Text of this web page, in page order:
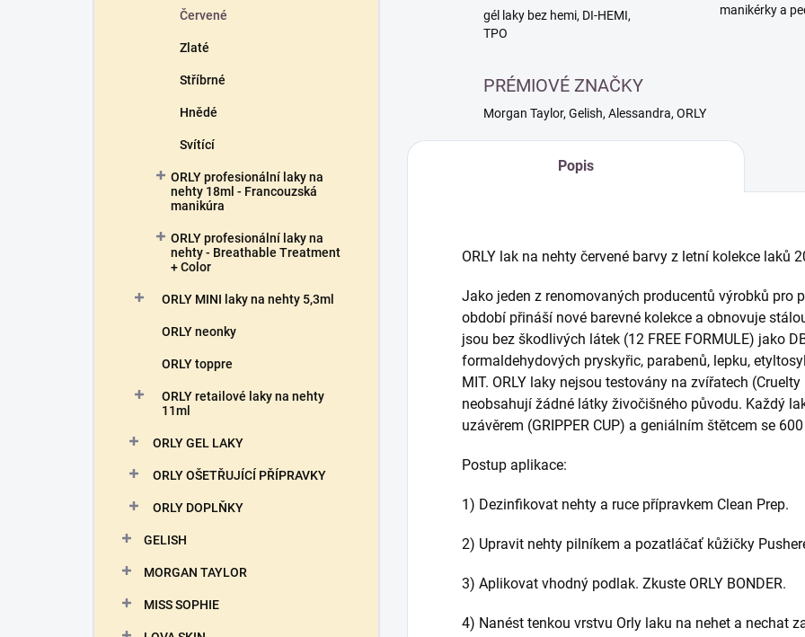
Červené
Zlaté
Stříbrné
Hnědé
Svítící
ORLY profesionální laky na
nehty 18ml - Francouzská
manikúra
ORLY profesionální laky na
nehty - Breathable Treatment
+ Color
ORLY MINI laky na nehty 5,3ml
ORLY neonky
ORLY toppre
ORLY retailové laky na nehty
11ml
ORLY GEL LAKY
ORLY OŠETŘUJÍCÍ PŘÍPRAVKY
ORLY DOPLŇKY
GELISH
MORGAN TAYLOR
MISS SOPHIE
gél laky bez hemi, DI-HEMI,
TPO
manikérky a
PRÉMIOVÉ ZNAČKY
Morgan Taylor, Gelish, Alessandra, ORLY
Popis
ORLY lak na nehty červené barvy z letní kolekce laků
Jako jeden z renomovaných producentů výrobků pro
období přináší nové barevné kolekce a obnovuje
jsou bez škodlivých látek (12 FREE FORMULE) jako
formaldehydových pryskyřic, parabenů, lepku,
MIT. ORLY laky nejsou testovány na zvířatech
neobsahují žádné látky živočišného původu. Každý
uzávěrem (GRIPPER CUP) a geniálním štětcem se
Postup aplikace:
1) Dezinfikovat nehty a ruce přípravkem Clean Prep.
2) Upravit nehty pilníkem a pozatláčať kůžičky
3) Aplikovat vhodný podlak. Zkuste ORLY BONDER.
4) Nanést tenkou vrstvu Orly laku na nehet a nechat